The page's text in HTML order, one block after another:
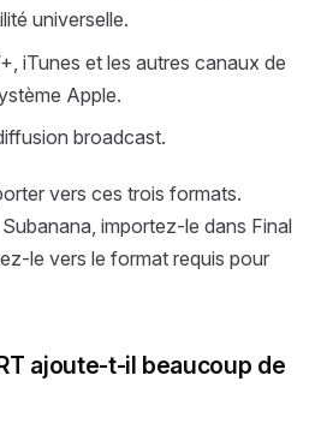
universelle.
iTunes et les autres canaux de
Apple.
broadcast.
vers ces trois formats.
importez-le dans Final
le vers le format requis pour
ajoute-t-il beaucoup de